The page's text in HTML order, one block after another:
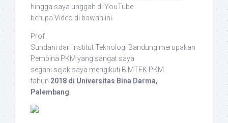
hingga saya unggah di YouTube
berupa Video di bawah ini.
Prof.
Sundani dari Institut Teknologi Bandung merupakan
Pembina PKM yang sangat saya
segani sejak saya mengikuti BIMTEK PKM
tahun 2018 di Universitas Bina Darma,
Palembang.